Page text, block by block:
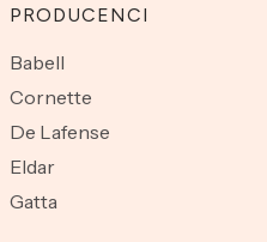
PRODUCENCI
Babell
Cornette
De Lafense
Eldar
Gatta